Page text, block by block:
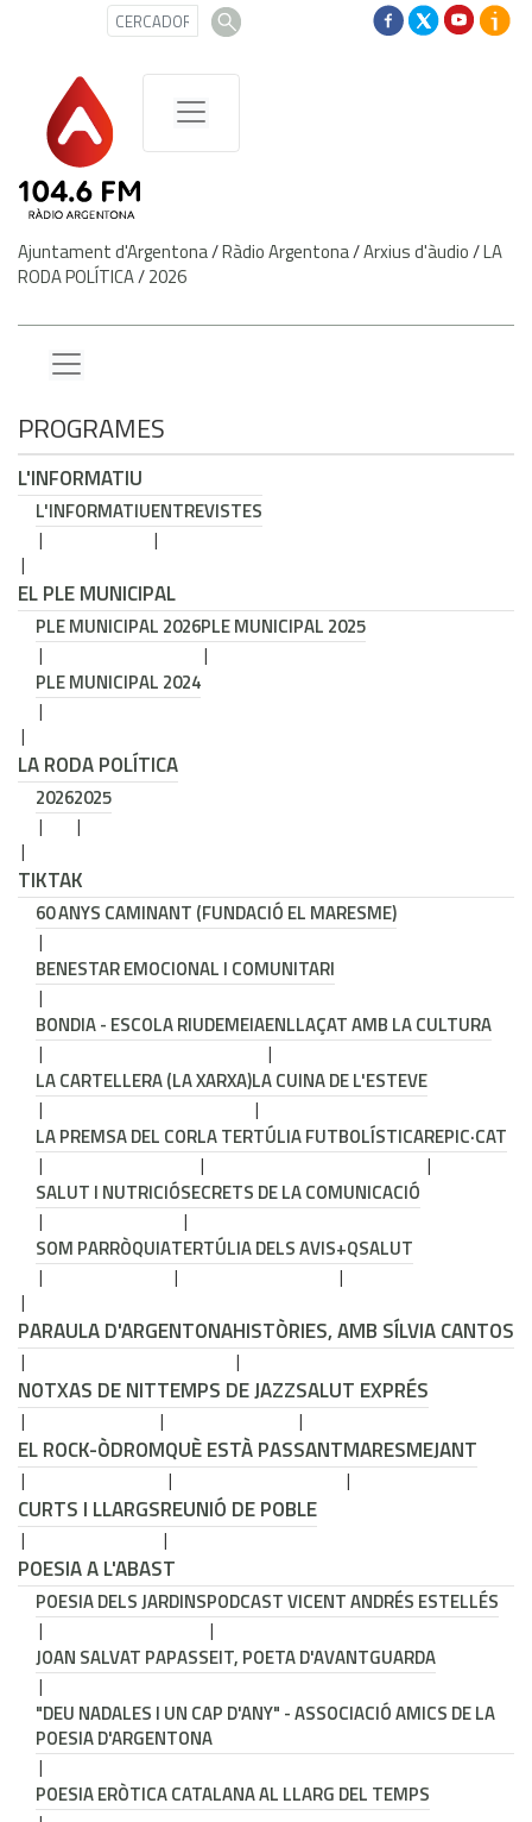
Ajuntament d'Argentona/Ràdio Argentona/Arxius d'àudio/LA
RODA POLÍTICA/2026
PROGRAMES
L'INFORMATIU
L'INFORMATIUENTREVISTES
EL PLE MUNICIPAL
PLE MUNICIPAL 2026PLE MUNICIPAL 2025
PLE MUNICIPAL 2024
LA RODA POLÍTICA
20262025
TIKTAK
60 ANYS CAMINANT (FUNDACIÓ EL MARESME)
BENESTAR EMOCIONAL I COMUNITARI
BONDIA - ESCOLA RIUDEMEIAENLLAÇAT AMB LA CULTURA
LA CARTELLERA (LA XARXA)LA CUINA DE L'ESTEVE
LA PREMSA DEL CORLA TERTÚLIA FUTBOLÍSTICAREPIC·CAT
SALUT I NUTRICIÓSECRETS DE LA COMUNICACIÓ
SOM PARRÒQUIATERTÚLIA DELS AVIS+QSALUT
PARAULA D'ARGENTONAHISTÒRIES, AMB SÍLVIA CANTOS
NOTXAS DE NITTEMPS DE JAZZSALUT EXPRÉS
EL ROCK-ÒDROMQUÈ ESTÀ PASSANTMARESMEJANT
CURTS I LLARGSREUNIÓ DE POBLE
POESIA A L'ABAST
POESIA DELS JARDINSPODCAST VICENT ANDRÉS ESTELLÉS
JOAN SALVAT PAPASSEIT, POETA D'AVANTGUARDA
"DEU NADALES I UN CAP D'ANY" - ASSOCIACIÓ AMICS DE LA
POESIA D'ARGENTONA
POESIA ERÒTICA CATALANA AL LLARG DEL TEMPS